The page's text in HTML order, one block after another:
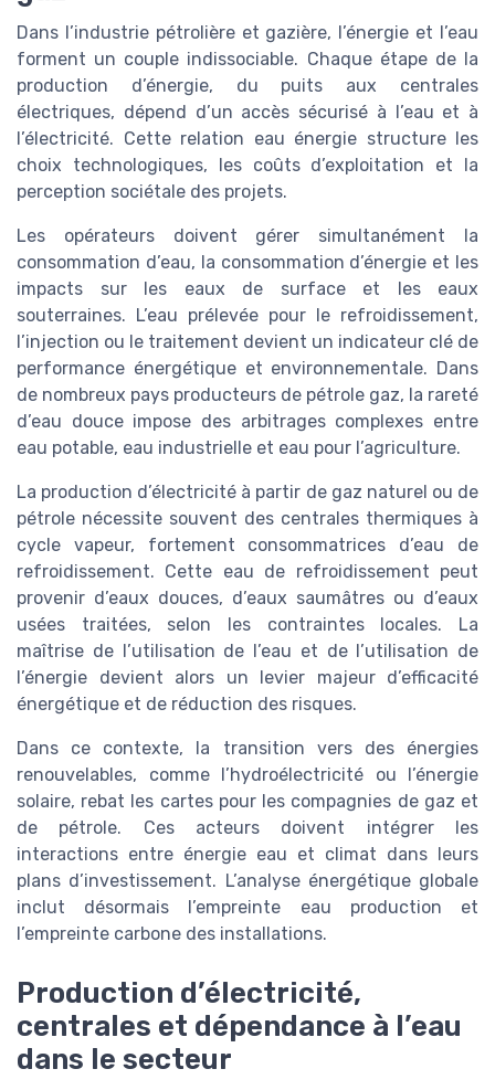
Dans l’industrie pétrolière et gazière, l’énergie et l’eau
forment un couple indissociable. Chaque étape de la
production d’énergie, du puits aux centrales
électriques, dépend d’un accès sécurisé à l’eau et à
l’électricité. Cette relation eau énergie structure les
choix technologiques, les coûts d’exploitation et la
perception sociétale des projets.
Les opérateurs doivent gérer simultanément la
consommation d’eau, la consommation d’énergie et les
impacts sur les eaux de surface et les eaux
souterraines. L’eau prélevée pour le refroidissement,
l’injection ou le traitement devient un indicateur clé de
performance énergétique et environnementale. Dans
de nombreux pays producteurs de pétrole gaz, la rareté
d’eau douce impose des arbitrages complexes entre
eau potable, eau industrielle et eau pour l’agriculture.
La production d’électricité à partir de gaz naturel ou de
pétrole nécessite souvent des centrales thermiques à
cycle vapeur, fortement consommatrices d’eau de
refroidissement. Cette eau de refroidissement peut
provenir d’eaux douces, d’eaux saumâtres ou d’eaux
usées traitées, selon les contraintes locales. La
maîtrise de l’utilisation de l’eau et de l’utilisation de
l’énergie devient alors un levier majeur d’efficacité
énergétique et de réduction des risques.
Dans ce contexte, la transition vers des énergies
renouvelables, comme l’hydroélectricité ou l’énergie
solaire, rebat les cartes pour les compagnies de gaz et
de pétrole. Ces acteurs doivent intégrer les
interactions entre énergie eau et climat dans leurs
plans d’investissement. L’analyse énergétique globale
inclut désormais l’empreinte eau production et
l’empreinte carbone des installations.
Production d’électricité,
centrales et dépendance à l’eau
dans le secteur